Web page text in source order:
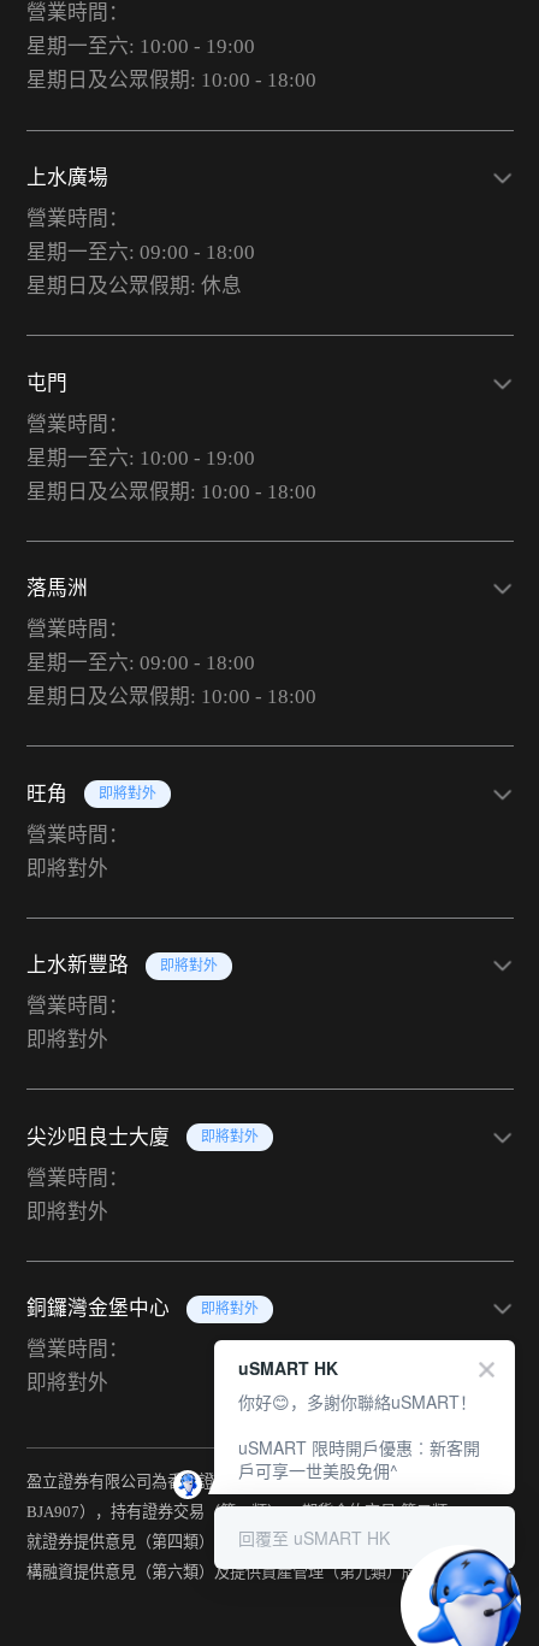
營業時間：
星期一至六: 10:00 - 19:00
星期日及公眾假期: 10:00 - 18:00
上水廣場
營業時間：
星期一至六: 09:00 - 18:00
星期日及公眾假期: 休息
屯門
營業時間：
星期一至六: 10:00 - 19:00
星期日及公眾假期: 10:00 - 18:00
落馬洲
營業時間：
星期一至六: 09:00 - 18:00
星期日及公眾假期: 10:00 - 18:00
旺角 即將對外
營業時間：
即將對外
上水新豐路 即將對外
營業時間：
即將對外
尖沙咀良士大廈 即將對外
營業時間：
即將對外
銅鑼灣金堡中心 即將對外
營業時間：
即將對外
盈立證券有限公司為香港證監會持牌法團（中央編號：
BJA907），持有證券交易（第一類） 、期貨合約交易(第二類) 、
就證券提供意見（第四類） 、就期貨合約提供意見(第五類) 、就機
構融資提供意見（第六類）及提供資產管理（第九類）牌照。
uSMART HK
你好😊，多謝你聯絡uSMART！
uSMART 限時開戶優惠︰新客開
戶可享一世美股免佣^
回覆至 uSMART HK